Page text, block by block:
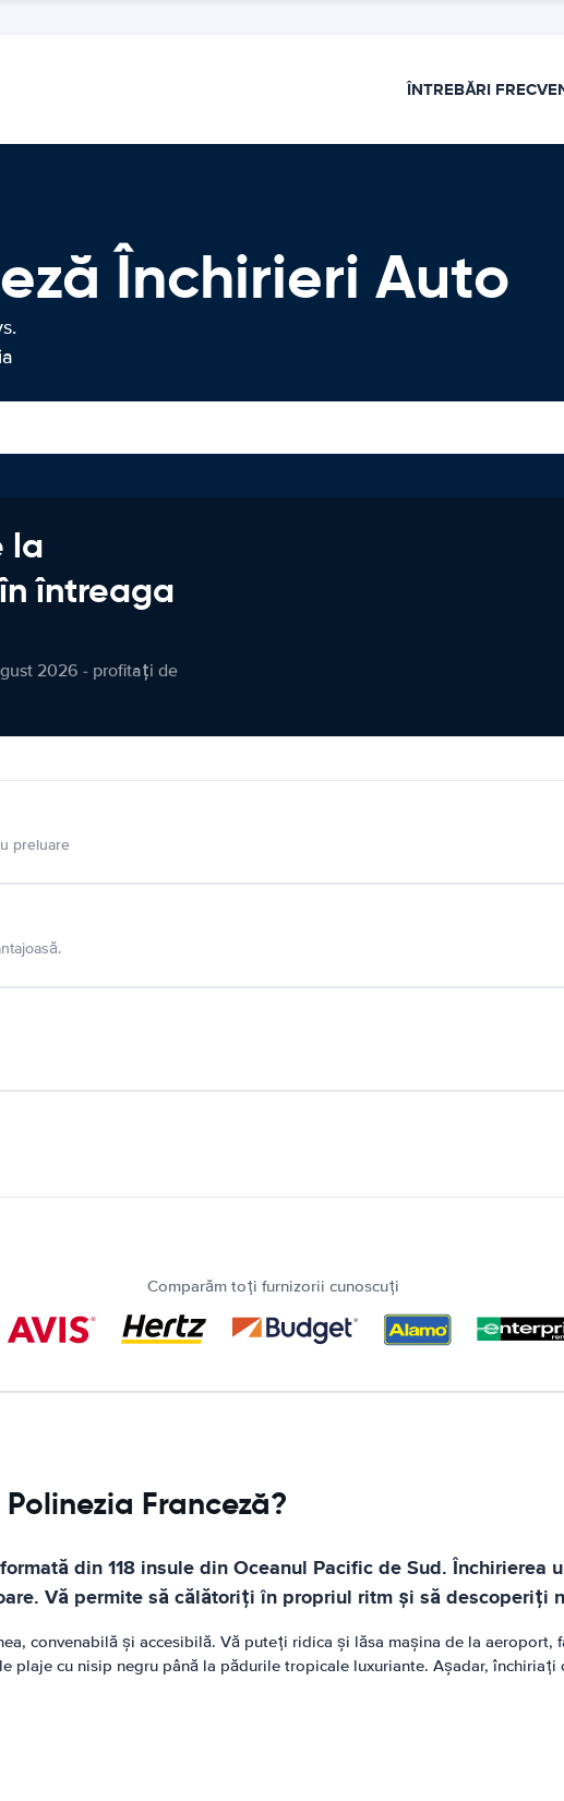
ÎNTREBĂRI
Închirieri Auto
la
întreaga
2026 - profitați de
preluare
Comparăm toți furnizorii cunoscuți
Franceză?
din 118 insule din Oceanul Pacific de Sud. Închirierea
Vă permite să călătoriți în propriul ritm și să descoperiți
convenabilă și accesibilă. Vă puteți ridica și lăsa mașina de la
plaje cu nisip negru până la pădurile tropicale luxuriante. Așadar, închiriați